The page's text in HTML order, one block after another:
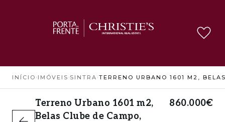
INÍCIO › IMÓVEIS ›SINTRA ›
Terreno Urbano 1601 m2,
Belas Clube de Campo,
860.000€